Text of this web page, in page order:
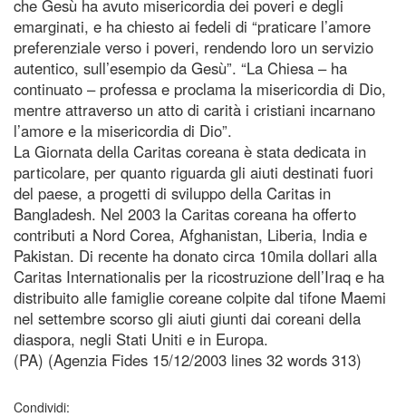
che Gesù ha avuto misericordia dei poveri e degli
emarginati, e ha chiesto ai fedeli di “praticare l’amore
preferenziale verso i poveri, rendendo loro un servizio
autentico, sull’esempio da Gesù”. “La Chiesa – ha
continuato – professa e proclama la misericordia di Dio,
mentre attraverso un atto di carità i cristiani incarnano
l’amore e la misericordia di Dio”.
La Giornata della Caritas coreana è stata dedicata in
particolare, per quanto riguarda gli aiuti destinati fuori
del paese, a progetti di sviluppo della Caritas in
Bangladesh. Nel 2003 la Caritas coreana ha offerto
contributi a Nord Corea, Afghanistan, Liberia, India e
Pakistan. Di recente ha donato circa 10mila dollari alla
Caritas Internationalis per la ricostruzione dell’Iraq e ha
distribuito alle famiglie coreane colpite dal tifone Maemi
nel settembre scorso gli aiuti giunti dai coreani della
diaspora, negli Stati Uniti e in Europa.
(PA) (Agenzia Fides 15/12/2003 lines 32 words 313)
Condividi: